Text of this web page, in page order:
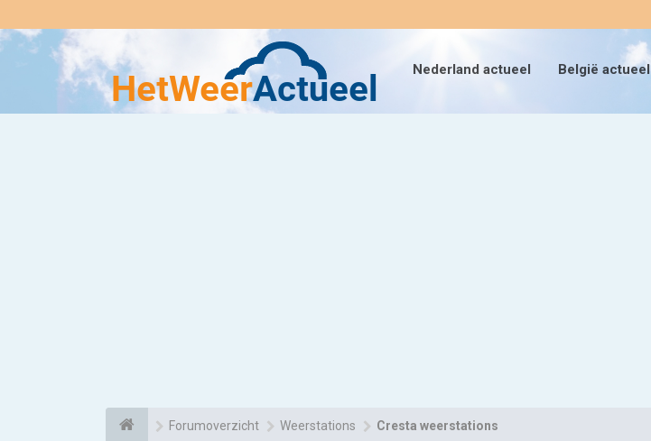
Nederland actueel België actueel
Forumoverzicht Weerstations Cresta weerstations